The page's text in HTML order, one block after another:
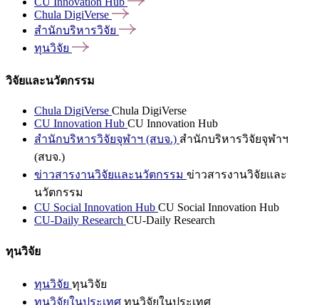
Chula DigiVerse
สำนักบริหารวิจัย
ทุนวิจัย
วิจัยและนวัตกรรม
Chula DigiVerse Chula DigiVerse
CU Innovation Hub CU Innovation Hub
สำนักบริหารวิจัยจุฬาฯ (สบจ.) สำนักบริหารวิจัยจุฬาฯ
(สบจ.)
ข่าวสารงานวิจัยและนวัตกรรม ข่าวสารงานวิจัยและ
นวัตกรรม
CU Social Innovation Hub CU Social Innovation Hub
CU-Daily Research CU-Daily Research
ทุนวิจัย
ทุนวิจัย ทุนวิจัย
ทุนวิจัยในประเทศ ทุนวิจัยในประเทศ